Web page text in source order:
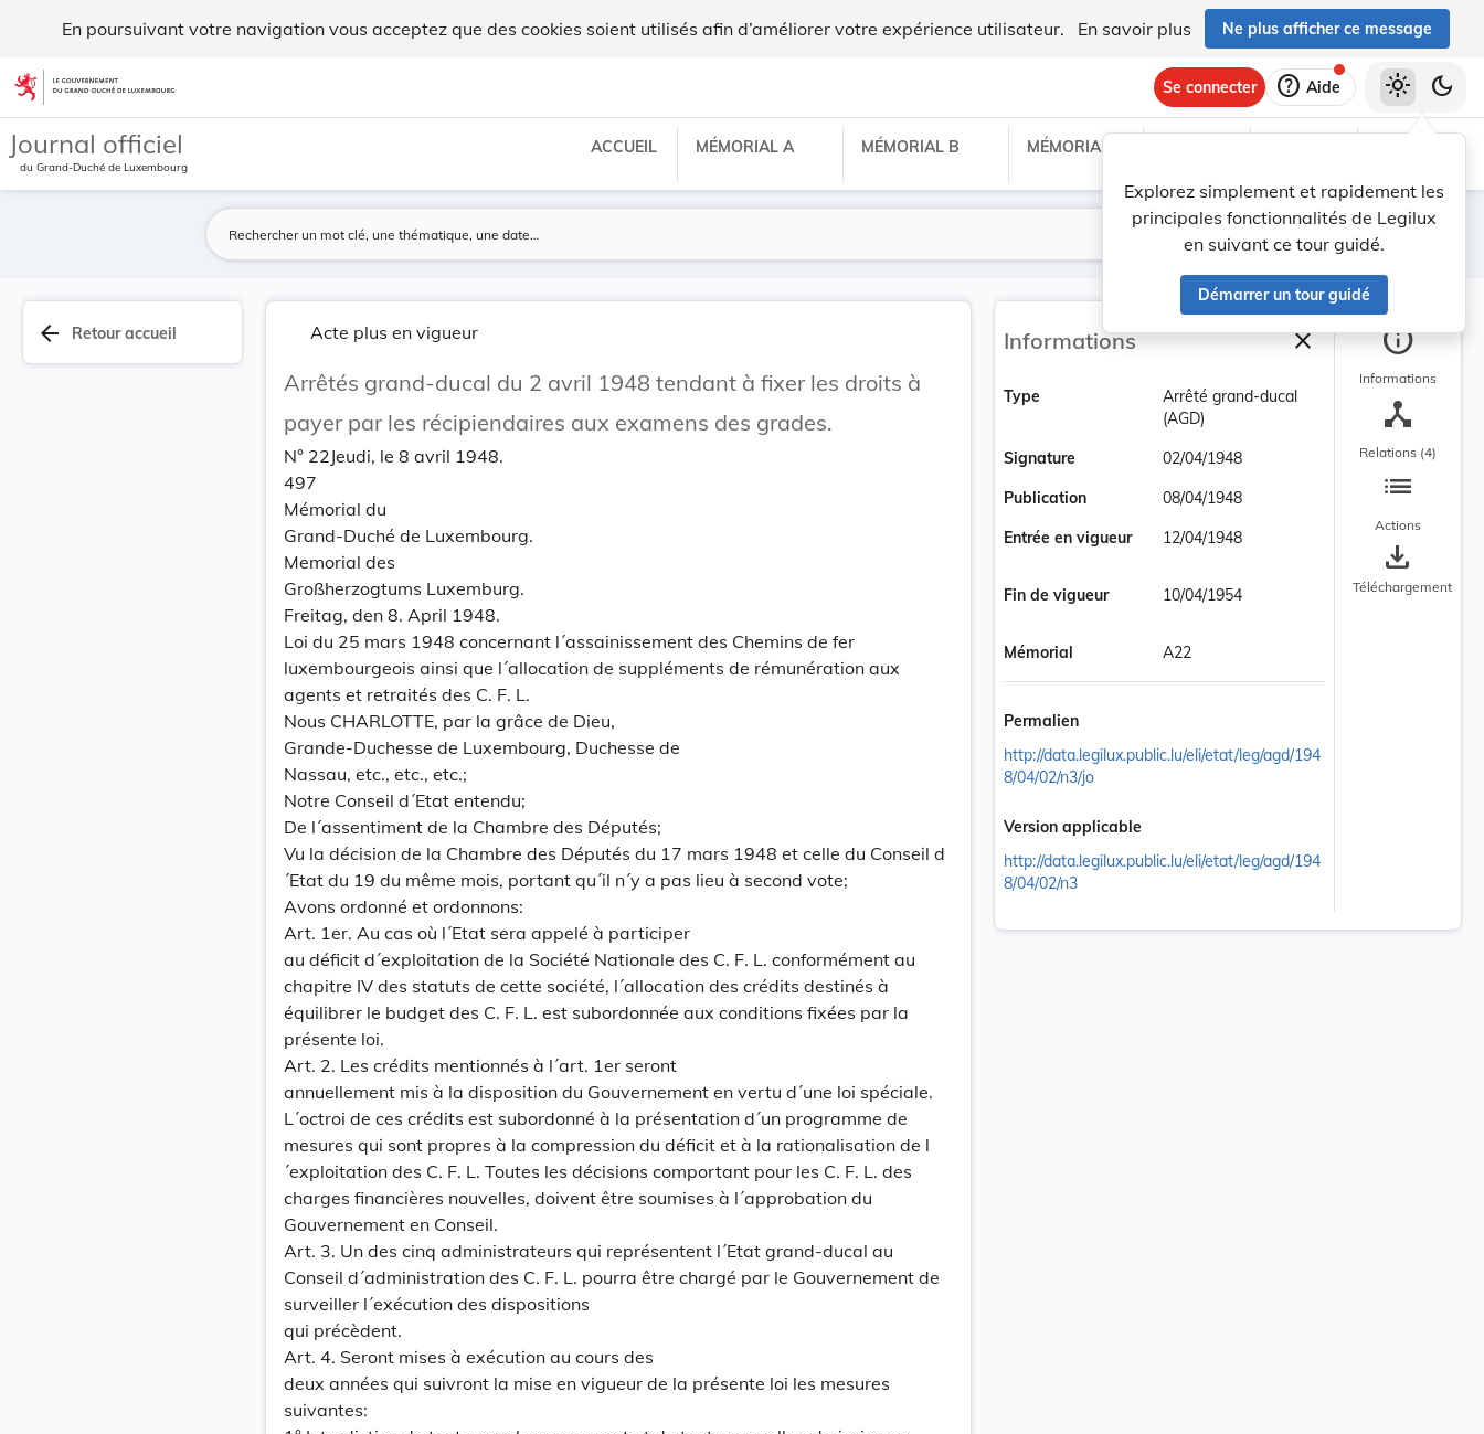
En poursuivant votre navigation vous acceptez que des cookies soient utilisés afin d’améliorer votre expérience utilisateur. En savoir plus Ne plus afficher ce message
Aller au contenu
Se connecter help Aide
Explorez simplement et rapidement les
principales fonctionnalités de Legilux
en suivant ce tour guidé.
Démarrer un tour guidé
light_mode dark_mode
Journal officiel
du Grand-Duché de Luxembourg
ACCUEIL MÉMORIAL A MÉMORIAL B MÉMORIAL C
Lancer la recherche
Filtres
arrow_back Retour accueil Acte plus en vigueur
Arrêtés grand-ducal du 2 avril 1948 tendant à fixer les droits à
payer par les récipiendaires aux examens des grades.
N° 22Jeudi, le 8 avril 1948.
497
Mémorial du
Grand-Duché de Luxembourg.
Memorial des
Großherzogtums Luxemburg.
Freitag, den 8. April 1948.
Loi du 25 mars 1948 concernant l´assainissement des Chemins de fer
luxembourgeois ainsi que l´allocation de suppléments de rémunération aux
agents et retraités des C. F. L.
Nous CHARLOTTE, par la grâce de Dieu,
Grande-Duchesse de Luxembourg, Duchesse de
Nassau, etc., etc., etc.;
Notre Conseil d´Etat entendu;
De l´assentiment de la Chambre des Députés;
Vu la décision de la Chambre des Députés du 17 mars 1948 et celle du Conseil d
´Etat du 19 du même mois, portant qu´il n´y a pas lieu à second vote;
Avons ordonné et ordonnons:
Art. 1er. Au cas où l´Etat sera appelé à participer
au déficit d´exploitation de la Société Nationale des C. F. L. conformément au
chapitre IV des statuts de cette société, l´allocation des crédits destinés à
équilibrer le budget des C. F. L. est subordonnée aux conditions fixées par la
présente loi.
Art. 2. Les crédits mentionnés à l´art. 1er seront
annuellement mis à la disposition du Gouvernement en vertu d´une loi spéciale.
L´octroi de ces crédits est subordonné à la présentation d´un programme de
mesures qui sont propres à la compression du déficit et à la rationalisation de l
´exploitation des C. F. L. Toutes les décisions comportant pour les C. F. L. des
charges financières nouvelles, doivent être soumises à l´approbation du
Gouvernement en Conseil.
Art. 3. Un des cinq administrateurs qui représentent l´Etat grand-ducal au
Conseil d´administration des C. F. L. pourra être chargé par le Gouvernement de
surveiller l´exécution des dispositions
qui précèdent.
Art. 4. Seront mises à exécution au cours des
deux années qui suivront la mise en vigueur de la présente loi les mesures
suivantes:
Informations closeFermer la barre
Type
Arrêté grand-ducal
(AGD)
Signature
02/04/1948
Publication
08/04/1948
Entrée en vigueur
12/04/1948
Fin de vigueur 10/04/1954
Mémorial A22
Permalien
http://data.legilux.public.lu/eli/etat/leg/agd/194
8/04/02/n3/jo
Version applicable
http://data.legilux.public.lu/eli/etat/leg/agd/194
8/04/02/n3
info
Informations
device_hub
Relations (4)
list
Actions
save_alt
Téléchargement